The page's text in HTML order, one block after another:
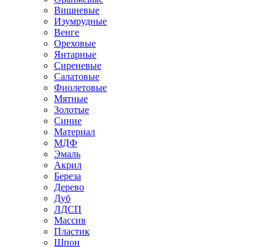
Вишневые
Изумрудные
Венге
Ореховые
Янтарные
Сиреневые
Салатовые
Фиолетовые
Мятные
Золотые
Синие
Материал
МДФ
Эмаль
Акрил
Береза
Дерево
Дуб
ЛДСП
Массив
Пластик
Шпон